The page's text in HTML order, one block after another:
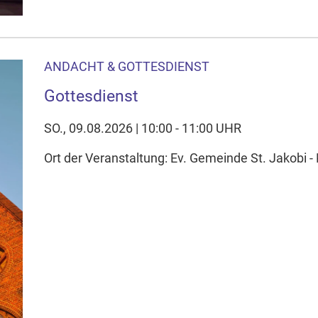
ANDACHT & GOTTESDIENST
Gottesdienst
SO., 09.08.2026 | 10:00 - 11:00 UHR
Ort der Veranstaltung: Ev. Gemeinde St. Jakobi -